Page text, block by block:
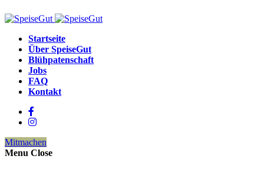
Startseite
Über SpeiseGut
Blühpatenschaft
Jobs
FAQ
Kontakt
Mitmachen
Menu Close